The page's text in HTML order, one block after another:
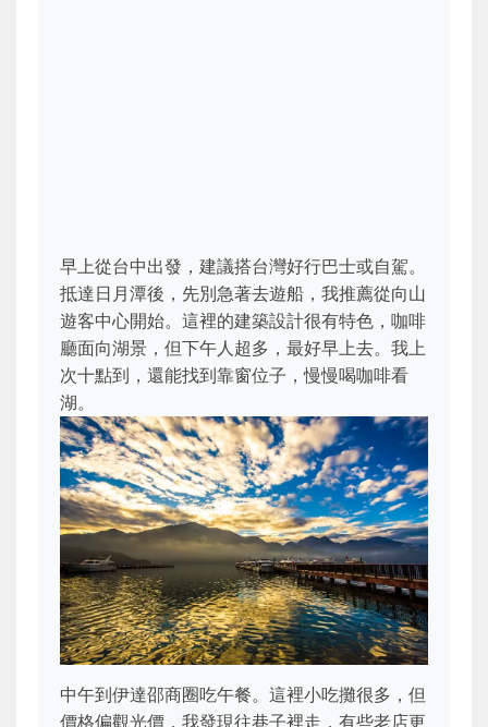
早上從台中出發，建議搭台灣好行巴士或自駕。
抵達日月潭後，先別急著去遊船，我推薦從向山
遊客中心開始。這裡的建築設計很有特色，咖啡
廳面向湖景，但下午人超多，最好早上去。我上
次十點到，還能找到靠窗位子，慢慢喝咖啡看
湖。
中午到伊達邵商圈吃午餐。這裡小吃攤很多，但
價格偏觀光價，我發現往巷子裡走，有些老店更